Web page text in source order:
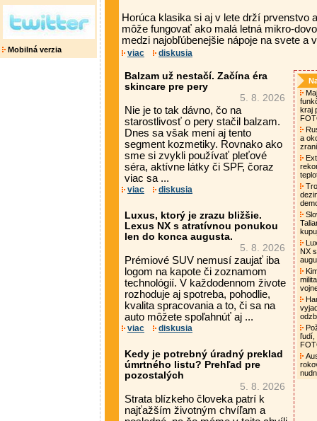
Mobilná verzia
Horúca klasika si aj v lete drží prvenstvo
môže fungovať ako malá letná mikro-
medzi najobľúbenejšie nápoje na svete a
viac diskusia
Balzam už nestačí. Začína éra
skincare pre pery
5. 8. 2026
Nie je to tak dávno, čo na
starostlivosť o pery stačil balzam.
Dnes sa však mení aj tento
segment kozmetiky. Rovnako ako
sme si zvykli používať pleťové
séra, aktívne látky či SPF, čoraz
viac sa ...
viac diskusia
Luxus, ktorý je zrazu bližšie.
Lexus NX s atratívnou ponukou
len do konca augusta.
5. 8. 2026
Prémiové SUV nemusí zaujať iba
logom na kapote či zoznamom
technológií. V každodennom živote
rozhoduje aj spotreba, pohodlie,
kvalita spracovania a to, či sa na
auto môžete spoľahnúť aj ...
viac diskusia
Kedy je potrebný úradný preklad
úmrtného listu? Prehľad pre
pozostalých
5. 8. 2026
Strata blízkeho človeka patrí k
najťažším životným chvíľam a
kraj
a
NX
ľudí,